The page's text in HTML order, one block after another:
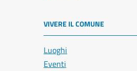
VIVERE IL COMUNE
Luoghi
Eventi